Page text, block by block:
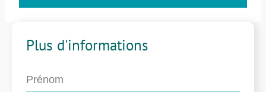
Plus d'informations